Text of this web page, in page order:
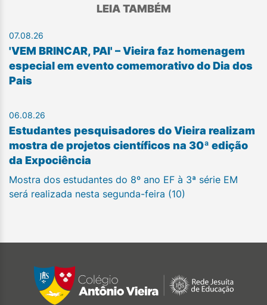
LEIA TAMBÉM
07.08.26
'VEM BRINCAR, PAI' – Vieira faz homenagem
especial em evento comemorativo do Dia dos
Pais
06.08.26
Estudantes pesquisadores do Vieira realizam
mostra de projetos científicos na 30ª edição
da Expociência
Mostra dos estudantes do 8º ano EF à 3ª série EM
será realizada nesta segunda-feira (10)